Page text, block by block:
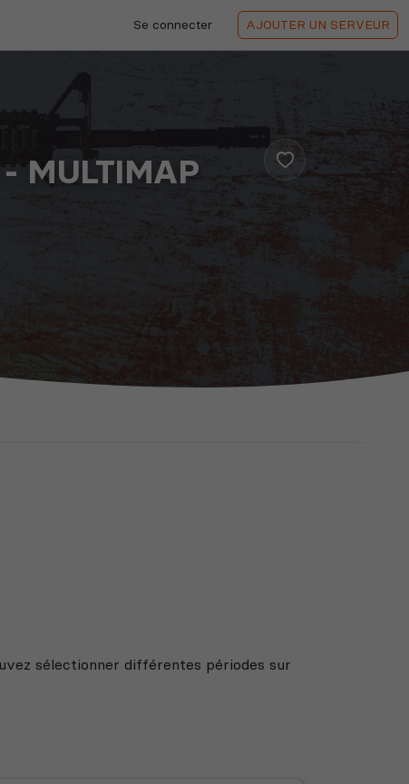
Se connecter AJOUTER UN SERVEUR
MULTIMAP
sélectionner différentes périodes sur